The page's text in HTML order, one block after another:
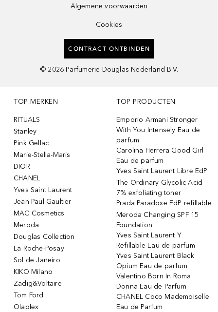
Algemene voorwaarden
Cookies
CONTRACT ONTBINDEN
© 2026 Parfumerie Douglas Nederland B.V.
TOP MERKEN
RITUALS
Stanley
Pink Gellac
Marie-Stella-Maris
DIOR
CHANEL
Yves Saint Laurent
Jean Paul Gaultier
MAC Cosmetics
Meroda
Douglas Collection
La Roche-Posay
Sol de Janeiro
KIKO Milano
Zadig&Voltaire
Tom Ford
Olaplex
TOP PRODUCTEN
Emporio Armani Stronger
With You Intensely Eau de
parfum
Carolina Herrera Good Girl
Eau de parfum
Yves Saint Laurent Libre EdP
The Ordinary Glycolic Acid
7% exfoliating toner
Prada Paradoxe EdP refillable
Meroda Changing SPF 15
Foundation
Yves Saint Laurent Y
Refillable Eau de parfum
Yves Saint Laurent Black
Opium Eau de parfum
Valentino Born In Roma
Donna Eau de Parfum
CHANEL Coco Mademoiselle
Eau de Parfum